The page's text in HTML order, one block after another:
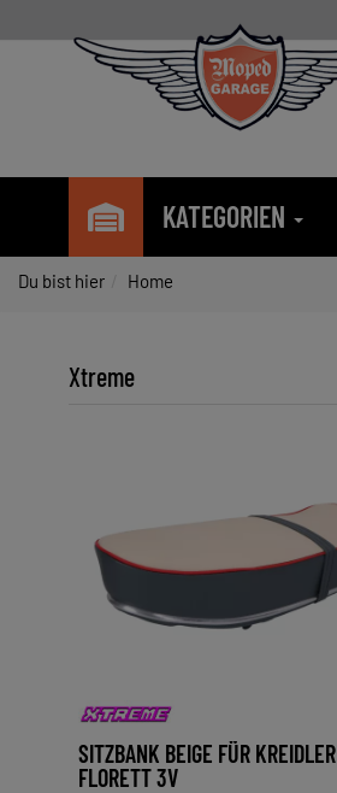
KATEGORIEN
Du bist hier Home
Xtreme
SITZBANK BEIGE FÜR KREIDLER
FLORETT 3V